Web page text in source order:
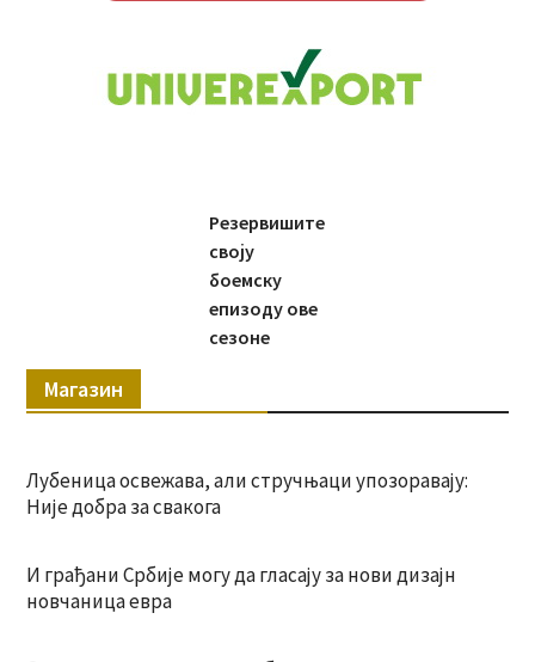
Резервишите
своју
боемску
епизоду ове
сезоне
Магазин
Лубеница освежава, али стручњаци упозоравају:
Није добра за свакога
И грађани Србије могу да гласају за нови дизајн
новчаница евра